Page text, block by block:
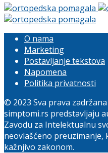
O nama
Marketing
Postavljanje tekstova
Napomena
Politika privatnosti
© 2023 Sva prava
simptomi.rs predstavljaju
Zavodu za Intelektualnu
neovlašćeno preuzimanje,
kažnjivo zakonom.